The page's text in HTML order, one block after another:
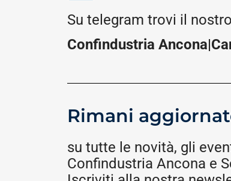
Su telegram trovi il
Confindustria
Rimani
su tutte le novità, gli
Confindustria Ancona e